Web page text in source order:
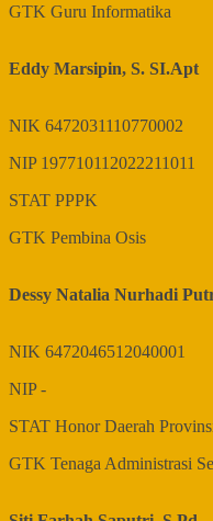
GTK Guru Informatika
Eddy Marsipin, S. SI.Apt
NIK 6472031110770002
NIP 197710112022211011
STAT PPPK
GTK Pembina Osis
Dessy Natalia Nurhadi
NIK 6472046512040001
NIP-
STAT Honor Daerah
GTK Tenaga Administrasi